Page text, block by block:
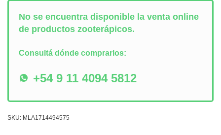
No se encuentra disponible la venta online
de productos zooterápicos.
Consultá dónde comprarlos:
+54 9 11 4094 5812
SKU: MLA1714494575